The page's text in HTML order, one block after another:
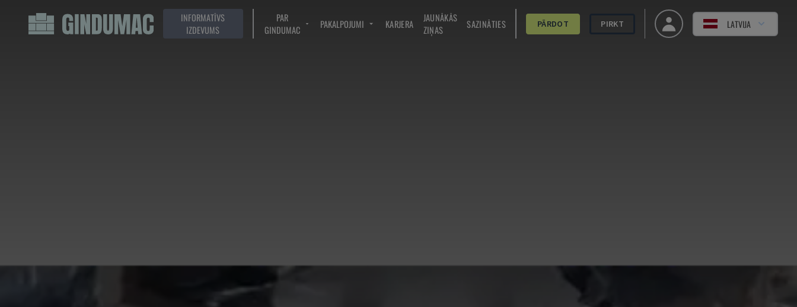
INFORMATĪVS
IZDEVUMS
PAR
GINDUMAC
PAKALPOJUMI KARJERA
JAUNĀKĀS
ZIŅAS
SAZINĀTIES PĀRDOT PIRKT LATVIJA